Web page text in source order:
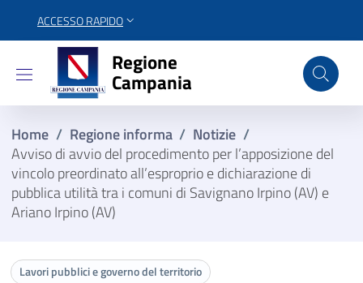
ACCESSO RAPIDO
Regione Campania
Regione
Campania
Home / Regione informa / Notizie /
Avviso di avvio del procedimento per l’apposizione del
vincolo preordinato all’esproprio e dichiarazione di
pubblica utilità tra i comuni di Savignano Irpino (AV) e
Ariano Irpino (AV)
Lavori pubblici e governo del territorio